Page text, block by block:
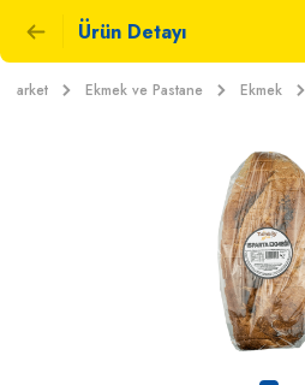
Ürün Detayı
Market Ekmek ve Pastane Ekmek